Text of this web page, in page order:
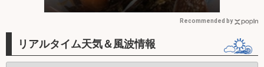
ッチ！
Recommended by
リアルタイム天気＆風波情報